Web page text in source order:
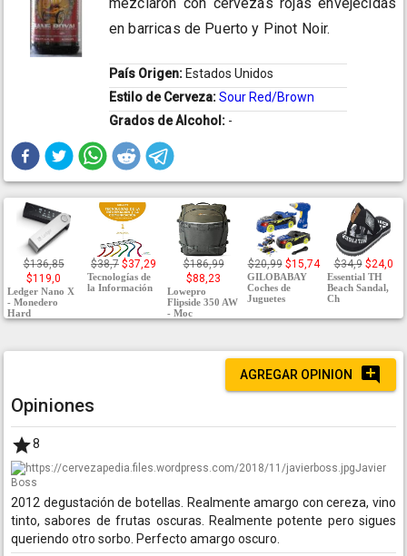
mezclaron con cervezas rojas envejecidas
en barricas de Puerto y Pinot Noir.
País Origen: Estados Unidos
Estilo de Cerveza:Sour Red/Brown
Grados de Alcohol: -
$136,85
$119,0
Ledger Nano X
- Monedero
Hard
$38,7 $37,29
Tecnologías de
la Información
$186,99
$88,23
Lowepro
Flipside 350 AW
- Moc
$20,99 $15,74
GILOBABAY
Coches de
Juguetes
$34,9 $24,0
Essential TH
Beach Sandal,
Ch
AGREGAR OPINION
Opiniones
8
Javier
Boss
2012 degustación de botellas. Realmente amargo con cereza, vino
tinto, sabores de frutas oscuras. Realmente potente pero sigues
queriendo otro sorbo. Perfecto amargo oscuro.